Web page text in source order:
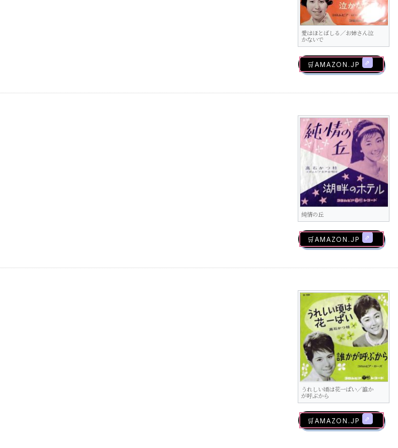
愛はほとばしる／お姉さん泣
かないで
🛒AMAZON.jp
純情の丘
🛒AMAZON.jp
うれしい頃は花一ぱい／誰か
が呼ぶから
🛒AMAZON.jp